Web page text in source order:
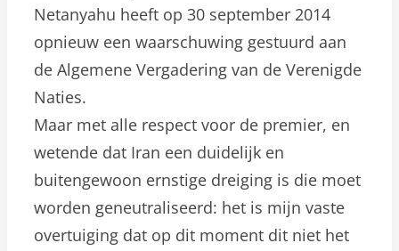
Netanyahu heeft op 30 september 2014
opnieuw een waarschuwing gestuurd aan
de Algemene Vergadering van de Verenigde
Naties.
Maar met alle respect voor de premier, en
wetende dat Iran een duidelijk en
buitengewoon ernstige dreiging is die moet
worden geneutraliseerd: het is mijn vaste
overtuiging dat op dit moment dit niet het